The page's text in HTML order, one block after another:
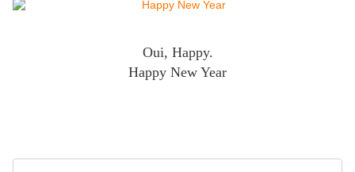
Oui, Happy.
Happy New Year